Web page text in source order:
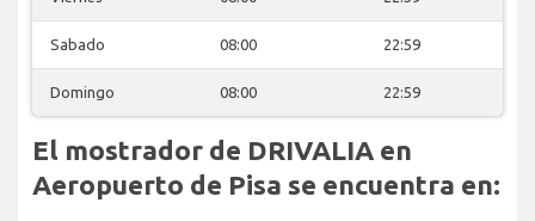
Sabado 08:00 22:59
Domingo 08:00 22:59
El mostrador de DRIVALIA en
Aeropuerto de Pisa se encuentra en: